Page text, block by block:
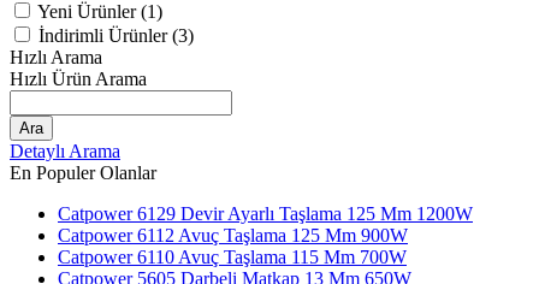
Yeni Ürünler (1)
İndirimli Ürünler (3)
Hızlı Arama
Hızlı Ürün Arama
Ara
Detaylı Arama
En Populer Olanlar
Catpower 6129 Devir Ayarlı Taşlama 125 Mm 1200W
Catpower 6112 Avuç Taşlama 125 Mm 900W
Catpower 6110 Avuç Taşlama 115 Mm 700W
Catpower 5605 Darbeli Matkap 13 Mm 650W